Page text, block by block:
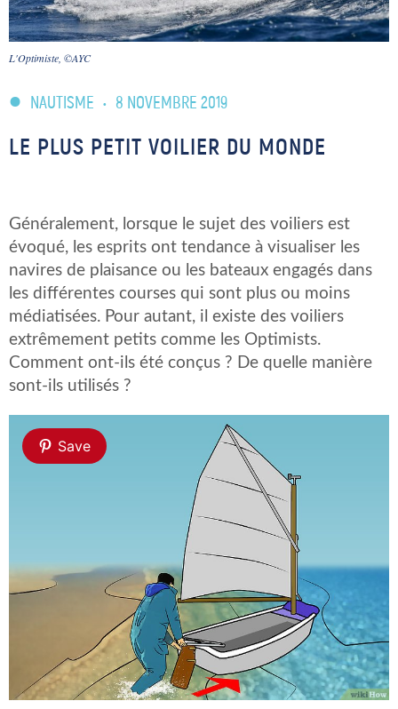
L'Optimiste, ©AYC
NAUTISME • 8 NOVEMBRE 2019
LE PLUS PETIT VOILIER DU MONDE
Généralement, lorsque le sujet des voiliers est
évoqué, les esprits ont tendance à visualiser les
navires de plaisance ou les bateaux engagés dans
les différentes courses qui sont plus ou moins
médiatisées. Pour autant, il existe des voiliers
extrêmement petits comme les Optimists.
Comment ont-ils été conçus ? De quelle manière
sont-ils utilisés ?
Save